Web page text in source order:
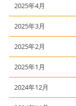
2025年4月
2025年3月
2025年2月
2025年1月
2024年12月